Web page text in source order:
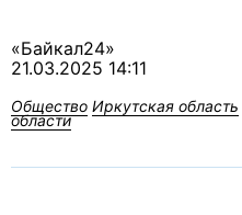
«Байкал24»
21.03.2025 14:11
Общество Иркутская область
области